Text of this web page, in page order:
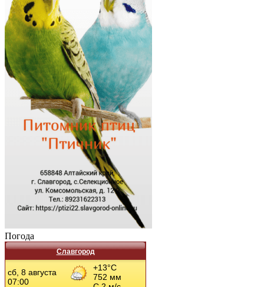
Погода
Славгород